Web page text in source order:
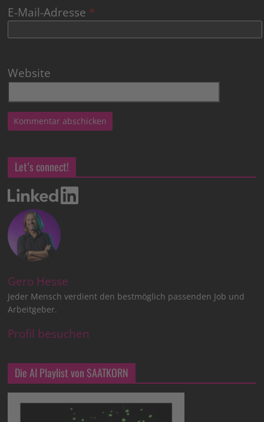
E-Mail-Adresse *
Website
Let’s connect!
Gero Hesse
Jeder Mensch verdient den bestmöglich passenden Job und
Arbeitgeber.
Profil besuchen
Die AI Playlist von SAATKORN